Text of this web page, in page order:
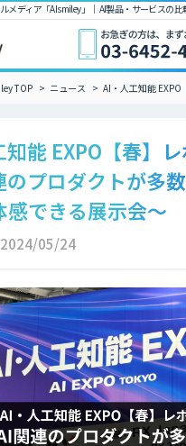
メディア「AIsmiley」｜ AI製品・サービスの
TOP ニュース AI・人工知能
能 EXPO【春】
のプロダクトが多
感できる展示会～
05/24